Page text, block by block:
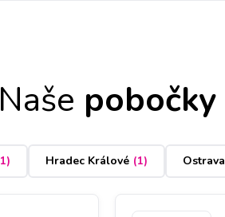
Naše pobočky
1) Hradec Králové (1) Ostrava